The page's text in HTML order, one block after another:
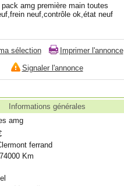
amg première main toutes
neuf,contrôle ok,état neuf
sélection
Imprimer l'annonce
Signaler l'annonce
Informations générales
amg
ferrand
74000 Km